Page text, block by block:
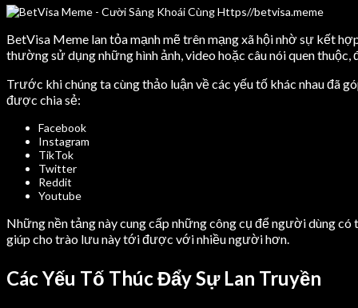
BetVisa Meme lan tỏa mạnh mẽ trên mạng xã hội nhờ sự kết
thường sử dụng những hình ảnh, video hoặc câu nói quen
Trước khi chúng ta cùng thảo luận về các yếu tố khác nhau đã
được chia sẻ:
Facebook
Instagram
TikTok
Twitter
Reddit
Youtube
Những nền tảng này cung cấp những công cụ để người dùng
giúp cho trào lưu này tới được với nhiều người hơn.
Các Yếu Tố Thúc Đẩy Sự Lan Truyền